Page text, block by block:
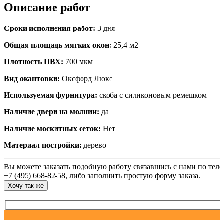
Описание работ
Сроки исполнения работ: 3 дня
Общая площадь мягких окон: 25,4 м2
Плотность ПВХ: 700 мкм
Вид окантовки: Оксфорд Люкс
Используемая фурнитура: скоба с силиконовым ремешком
Наличие двери на молнии: да
Наличие москитных сеток: Нет
Материал постройки: дерево
Вы можете заказать подобную работу связавшись с нами по
+7 (495) 668-82-58, либо заполнить простую форму заказа.
Хочу так же